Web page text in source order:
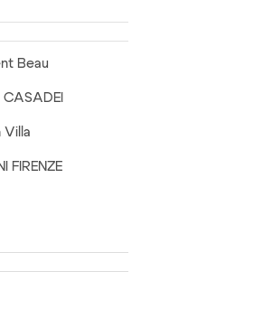
Beau
CASADEI
Villa
FIRENZE